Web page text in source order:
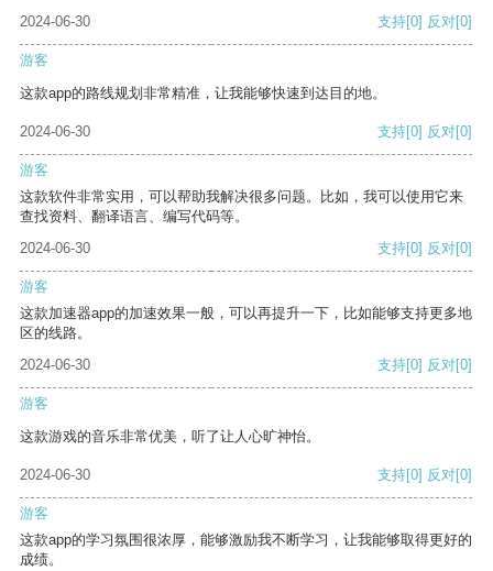
2024-06-30 支持[0] 反对[0]
游客
这款app的路线规划非常精准，让我能够快速到达目的地。
2024-06-30 支持[0] 反对[0]
游客
这款软件非常实用，可以帮助我解决很多问题。比如，我可以使用它来
查找资料、翻译语言、编写代码等。
2024-06-30
支持[0] 反对[0]
游客
这款加速器app的加速效果一般，可以再提升一下，比如能够支持更多地
区的线路。
2024-06-30
支持[0] 反对[0]
游客
这款游戏的音乐非常优美，听了让人心旷神怡。
2024-06-30 支持[0] 反对[0]
游客
这款app的学习氛围很浓厚，能够激励我不断学习，让我能够取得更好的
成绩。